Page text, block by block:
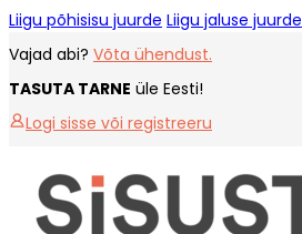
Liigu põhisisu juurde Liigu jaluse juurde
Vajad abi? Võta ühendust.
TASUTA TARNE üle Eesti!
Logi sisse või registreeru